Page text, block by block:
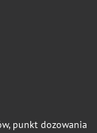
punkt dozowania